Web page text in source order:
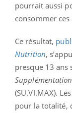
pourrait aussi
consommer
Ce résultat,
Nutrition,
presque 13 ans
(SU.VI.MAX).
pour la totalité,